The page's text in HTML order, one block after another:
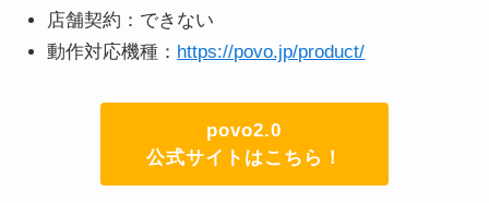
店舗契約：できない
動作対応機種： https://povo.jp/product/
povo2.0
公式サイトはこちら！